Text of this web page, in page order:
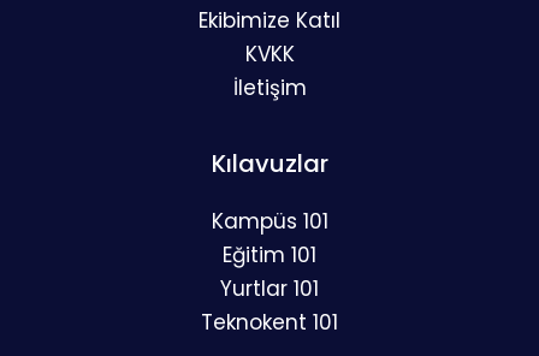
Ekibimize Katıl
KVKK
İletişim
Kılavuzlar
Kampüs 101
Eğitim 101
Yurtlar 101
Teknokent 101